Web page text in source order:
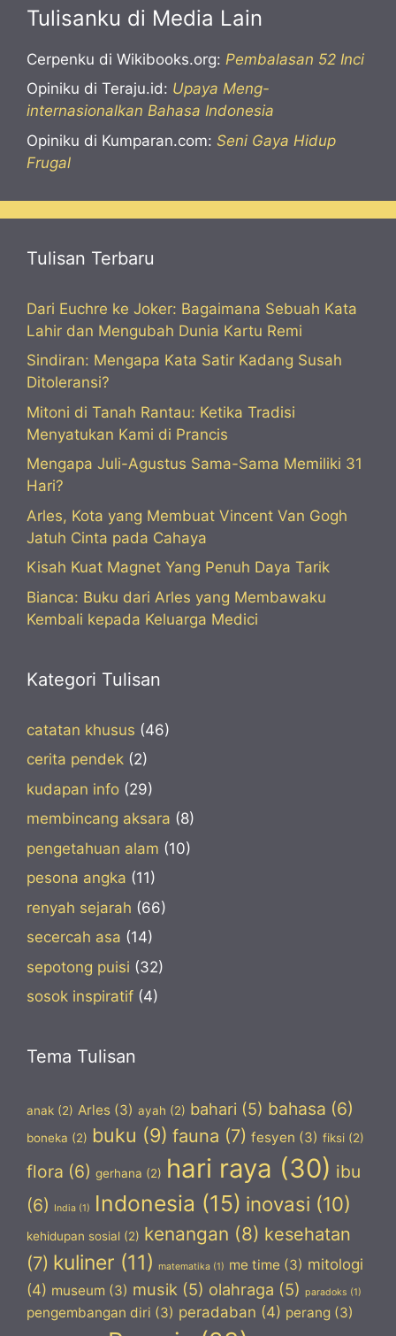
Tulisanku di Media Lain
Cerpenku di Wikibooks.org: Pembalasan 52 Inci
Opiniku di Teraju.id: Upaya Meng-
internasionalkan Bahasa Indonesia
Opiniku di Kumparan.com: Seni Gaya Hidup
Frugal
Tulisan Terbaru
Dari Euchre ke Joker: Bagaimana Sebuah Kata
Lahir dan Mengubah Dunia Kartu Remi
Sindiran: Mengapa Kata Satir Kadang Susah
Ditoleransi?
Mitoni di Tanah Rantau: Ketika Tradisi
Menyatukan Kami di Prancis
Mengapa Juli-Agustus Sama-Sama Memiliki 31
Hari?
Arles, Kota yang Membuat Vincent Van Gogh
Jatuh Cinta pada Cahaya
Kisah Kuat Magnet Yang Penuh Daya Tarik
Bianca: Buku dari Arles yang Membawaku
Kembali kepada Keluarga Medici
Kategori Tulisan
catatan khusus (46)
cerita pendek (2)
kudapan info (29)
membincang aksara (8)
pengetahuan alam (10)
pesona angka (11)
renyah sejarah (66)
secercah asa (14)
sepotong puisi (32)
sosok inspiratif (4)
Tema Tulisan
anak (2) Arles (3) ayah (2) bahari (5) bahasa (6)
boneka (2) buku (9) fauna (7) fesyen (3) fiksi (2)
flora (6) gerhana (2) hari raya (30) ibu
(6)
India (1) Indonesia (15) inovasi (10)
kehidupan sosial (2) kenangan (8) kesehatan
(7) kuliner (11) matematika (1) me time (3) mitologi
(4) museum (3) musik (5) olahraga (5) paradoks (1)
pengembangan diri (3) peradaban (4) perang (3)